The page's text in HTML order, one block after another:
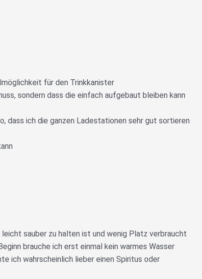
für den Trinkkanister
sondern dass die einfach aufgebaut bleiben kann
dass ich die ganzen Ladestationen sehr gut sortieren
sauber zu halten ist und wenig Platz verbraucht
brauche ich erst einmal kein warmes Wasser
ich wahrscheinlich lieber einen Spiritus oder